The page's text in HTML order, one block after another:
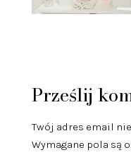
Prześlij
Twój adres email
Wymagane pola są